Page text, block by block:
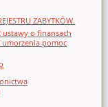
ZABYTKÓW.
o finansach
umorzenia pomoc